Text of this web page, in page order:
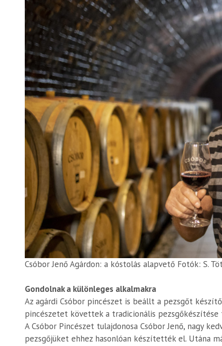
Csóbor Jenő Agárdon: a kóstolás alapvető Fotók: S.
Gondolnak a különleges alkalmakra
Az agárdi Csóbor pincészet is beállt a pezsgőt
pincészetet követtek a tradicionális pezsgőkészítése
A Csóbor Pincészet tulajdonosa Csóbor Jenő, nagy
pezsgőjüket ehhez hasonlóan készítették el. Utána